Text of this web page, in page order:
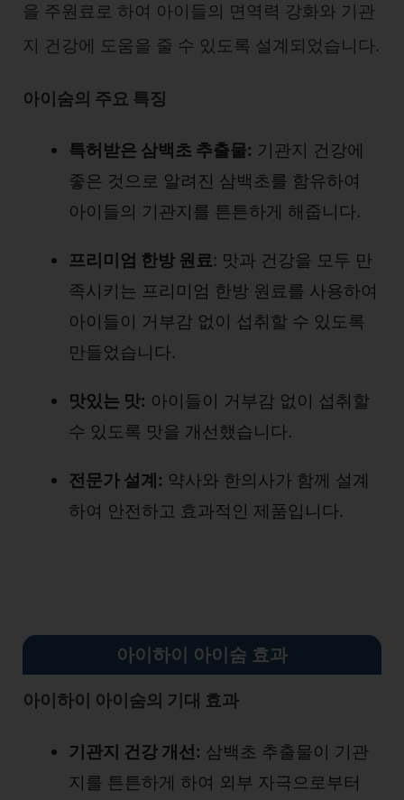
을 주원료로 하여 아이들의 면역력 강화와 기관
지 건강에 도움을 줄 수 있도록 설계되었습니다.
아이숨의 주요 특징
특허받은 삼백초 추출물: 기관지 건강에
좋은 것으로 알려진 삼백초를 함유하여
아이들의 기관지를 튼튼하게 해줍니다.
프리미엄 한방 원료: 맛과 건강을 모두 만
족시키는 프리미엄 한방 원료를 사용하여
아이들이 거부감 없이 섭취할 수 있도록
만들었습니다.
맛있는 맛: 아이들이 거부감 없이 섭취할
수 있도록 맛을 개선했습니다.
전문가 설계: 약사와 한의사가 함께 설계
하여 안전하고 효과적인 제품입니다.
아이하이 아이숨 효과
아이하이 아이숨의 기대 효과
기관지 건강 개선: 삼백초 추출물이 기관
지를 튼튼하게 하여 외부 자극으로부터